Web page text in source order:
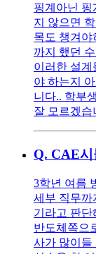
핑계아닌
지 않으면
목도 챙겨야
까지 했던
이러한 설계
야 하는지
니다.. 학부
잘 모르겠
Q. CAE시
3학년 여름
세부 직무까
기라고 판단
반도체쪽으
사가 많이들